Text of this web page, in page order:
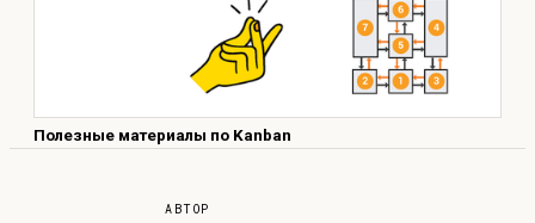
Полезные материалы по Kanban
АВТОР